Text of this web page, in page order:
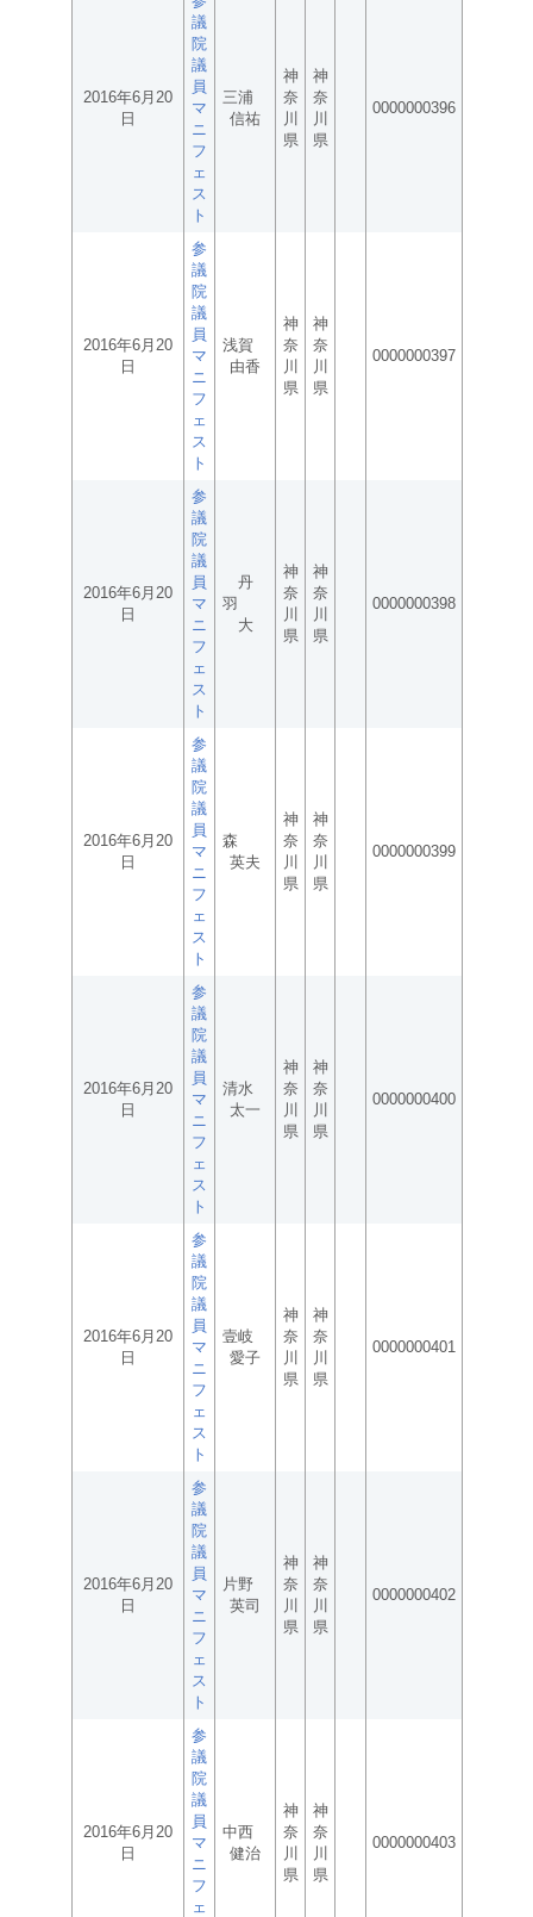
2016年6月20
日
議
院
議
員
マ
ニ
フ
ェ
ス
ト
三浦
信祐
神
奈
川
県
神
奈
川
県
0000000396
2016年6月20
日
参
議
院
議
員
マ
ニ
フ
ェ
ス
ト
浅賀
由香
神
奈
川
県
神
奈
川
県
0000000397
2016年6月20
日
参
議
院
議
員
マ
ニ
フ
ェ
ス
ト
丹
羽
大
神
奈
川
県
神
奈
川
県
0000000398
2016年6月20
日
参
議
院
議
員
マ
ニ
フ
ェ
ス
ト
森
英夫
神
奈
川
県
神
奈
川
県
0000000399
2016年6月20
日
参
議
院
議
員
マ
ニ
フ
ェ
ス
ト
清水
太一
神
奈
川
県
神
奈
川
県
0000000400
2016年6月20
日
参
議
院
議
員
マ
ニ
フ
ェ
ス
ト
壹岐
愛子
神
奈
川
県
神
奈
川
県
0000000401
2016年6月20
日
参
議
院
議
員
マ
ニ
フ
ェ
ス
ト
片野
英司
神
奈
川
県
神
奈
川
県
0000000402
2016年6月20
日
参
議
院
議
員
マ
ニ
フ
ェ
中西
健治
神
奈
川
県
神
奈
川
県
0000000403